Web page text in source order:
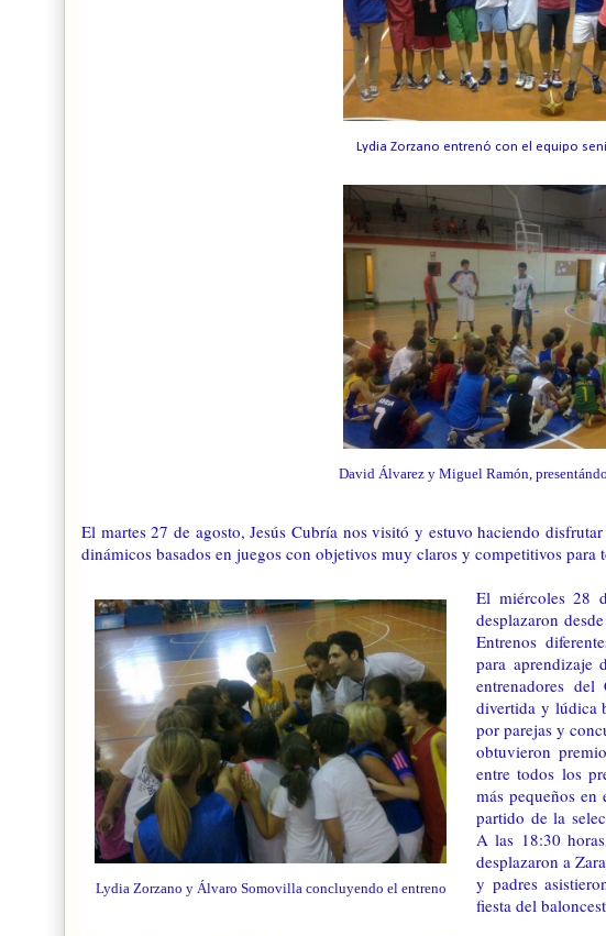
Lydia Zorzano entrenó con el equipo
David Álvarez y Miguel Ramón,
El martes 27 de agosto, Jesús Cubría nos visitó y estuvo haciendo
dinámicos basados en juegos con objetivos muy claros y competitivos para
Lydia Zorzano y Álvaro Somovilla concluyendo el entreno
El miércoles 28
desplazaron
Entrenos
para aprendizaje
entrenadores
divertida y lúdica
por parejas y
obtuvieron
entre todos los
más pequeños
partido de la
A las 18:30
desplazaron a
y padres
fiesta del